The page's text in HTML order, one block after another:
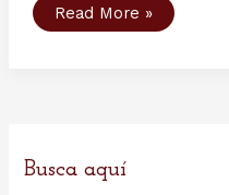
Vikingaliv:
el
Read More »
Busca aquí